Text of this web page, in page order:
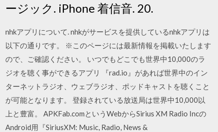
ージック. iPhone 着信音. 20.
nhkアプリについて. nhkがサービスを提供しているnhkアプリは
以下の通りです。 ※このページには最新情報を掲載いたします
ので、ご確認ください。 いつでもどこでも世界中10,000のラ
ジオを聴く事ができるアプリ 『rad.io』があれば世界中のイン
ターネットラジオ、ウェブラジオ、ポッドキャストを聴くこと
が可能となります。 登録されている放送局は世界中10,000以
上と豊富。 APKFab.comというWebからSirius XM Radio Incの
Android用『SiriusXM: Music, Radio, News &